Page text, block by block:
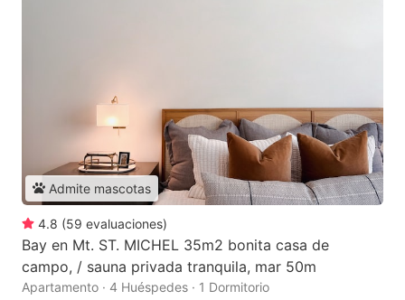
Admite mascotas
4.8 (59 evaluaciones)
Bay en Mt. ST. MICHEL 35m2 bonita casa de
campo, / sauna privada tranquila, mar 50m
Apartamento · 4 Huéspedes · 1 Dormitorio